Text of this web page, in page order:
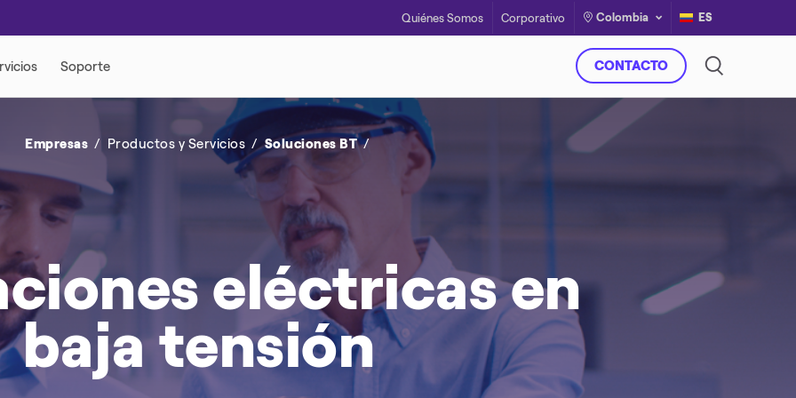
Quiénes Somos Corporativo Colombia ES
Eficiencia energética
ENERGÍA Y
FLEXIBILIDAD ENERGÉTICA
Llega la energía de Enel X
CONTACTO
Empresas Productos y Servicios Soluciones BT
eléctricas en
baja tensión